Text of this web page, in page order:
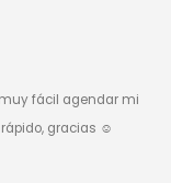
fácil agendar mi
gracias ☺️